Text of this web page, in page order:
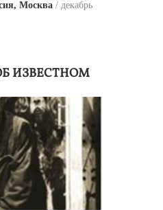
Москва
декабрь
ИЗВЕСТНОМ